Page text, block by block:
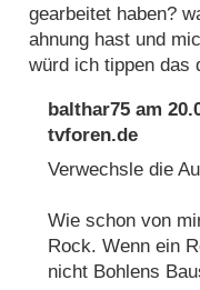
gearbeitet haben?
ahnung hast und
würd ich tippen das
balthar75 am
tvforen.de
Verwechsle die
Wie schon von
Rock. Wenn ein
nicht Bohlens